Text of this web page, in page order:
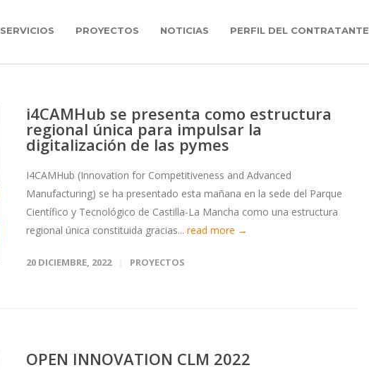
SERVICIOS PROYECTOS NOTICIAS PERFIL DEL CONTRATANTE
i4CAMHub se presenta como estructura
regional única para impulsar la
digitalización de las pymes
I4CAMHub (Innovation for Competitiveness and Advanced
Manufacturing) se ha presentado esta mañana en la sede del Parque
Científico y Tecnológico de Castilla-La Mancha como una estructura
regional única constituida gracias... read more →
20 DICIEMBRE, 2022 PROYECTOS
OPEN INNOVATION CLM 2022